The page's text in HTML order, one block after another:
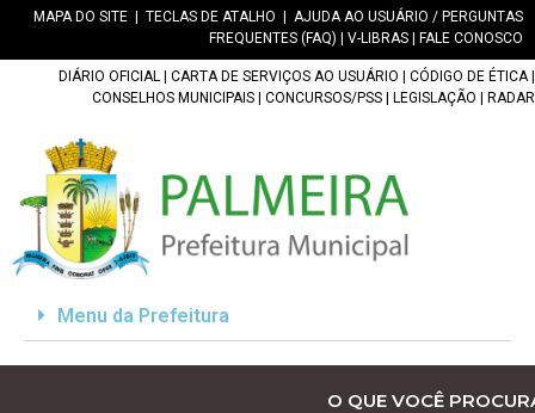
MAPA DO SITE TECLAS DE ATALHO
AJUDA AO USUÁRIO / PERGUNTAS
FREQUENTES (FAQ)
V-LIBRAS FALE CONOSCO
DIÁRIO OFICIAL CARTA DE SERVIÇOS AO USUÁRIO CÓDIGO DE ÉTICA|
CONSELHOS MUNICIPAIS
CONCURSOS/PSS LEGISLAÇÃO RADAR
Menu da Prefeitura
O QUE VOCÊ